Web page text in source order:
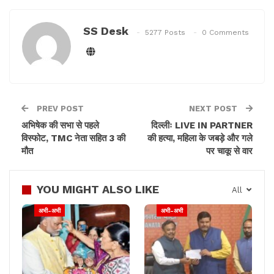
Senior party leader Kamal Nath
and Namdev Das Tyagi, popularly
known as Computer Baba, also
pic.twitter.com/sZKOMObhK0
— ANI (@ANI) December 3, 2022
गांधी जी भी किया ज़िक्र
राहुल ने गांधी जी के बारे में बताते हुए कहा कि ‘जब गांधी जी ‘हे राम’
कहते थे तब उससे उनका मतलब भगवान राम की भावनाओं को
अपने अंदर लाने से था, और हमें उसी भावनाओं को लेकर हमें जिंदगी
जीनी है’।
SS Desk 5277 Posts 0 Comments
PREV POST
अभिषेक की सभा से पहले
विस्फोट, TMC नेता सहित 3 की
मौत
NEXT POST
दिल्लीः LIVE IN PARTNER
की हत्या, महिला के जबड़े और गले
पर चाकू से वार
All
YOU MIGHT ALSO LIKE
अभी-अभी अभी-अभी